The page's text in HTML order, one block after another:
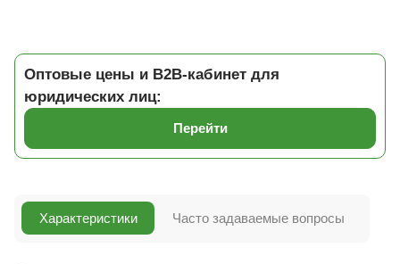
Оптовые цены и B2B-кабинет для
юридических лиц:
Перейти
Характеристики Часто задаваемые вопросы